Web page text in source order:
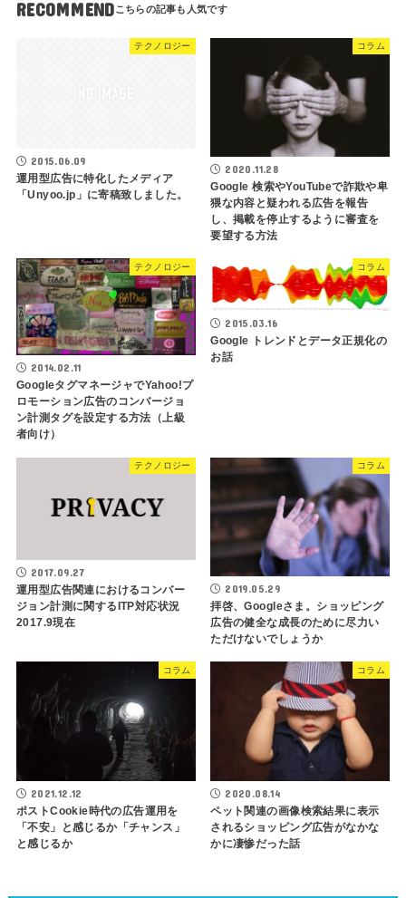
RECOMMEND
テクノロジー
2015.06.09
運用型広告に特化したメディア
「Unyoo.jp」に寄稿致しました。
コラム
2020.11.28
Google 検索やYouTubeで詐欺や卑
猥な内容と疑われる広告を報告
し、掲載を停止するように審査を
要望する方法
テクノロジー
2014.02.11
GoogleタグマネージャでYahoo!プ
ロモーション広告のコンバージョ
ン計測タグを設定する方法（上級
者向け）
コラム
2015.03.16
Google トレンドとデータ正規化の
お話
テクノロジー
2017.09.27
運用型広告関連におけるコンバー
ジョン計測に関するITP対応状況
2017.9現在
コラム
2019.05.29
拝啓、Googleさま。ショッピング
広告の健全な成長のために尽力い
ただけないでしょうか
コラム
2021.12.12
ポストCookie時代の広告運用を
「不安」と感じるか「チャンス」
と感じるか
コラム
2020.08.14
ペット関連の画像検索結果に表示
されるショッピング広告がなかな
かに凄惨だった話